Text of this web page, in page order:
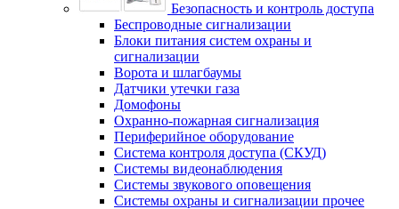
Безопасность и контроль доступа
Беспроводные сигнализации
Блоки питания систем охраны и
сигнализации
Ворота и шлагбаумы
Датчики утечки газа
Домофоны
Охранно-пожарная сигнализация
Периферийное оборудование
Система контроля доступа (СКУД)
Системы видеонаблюдения
Системы звукового оповещения
Системы охраны и сигнализации прочее